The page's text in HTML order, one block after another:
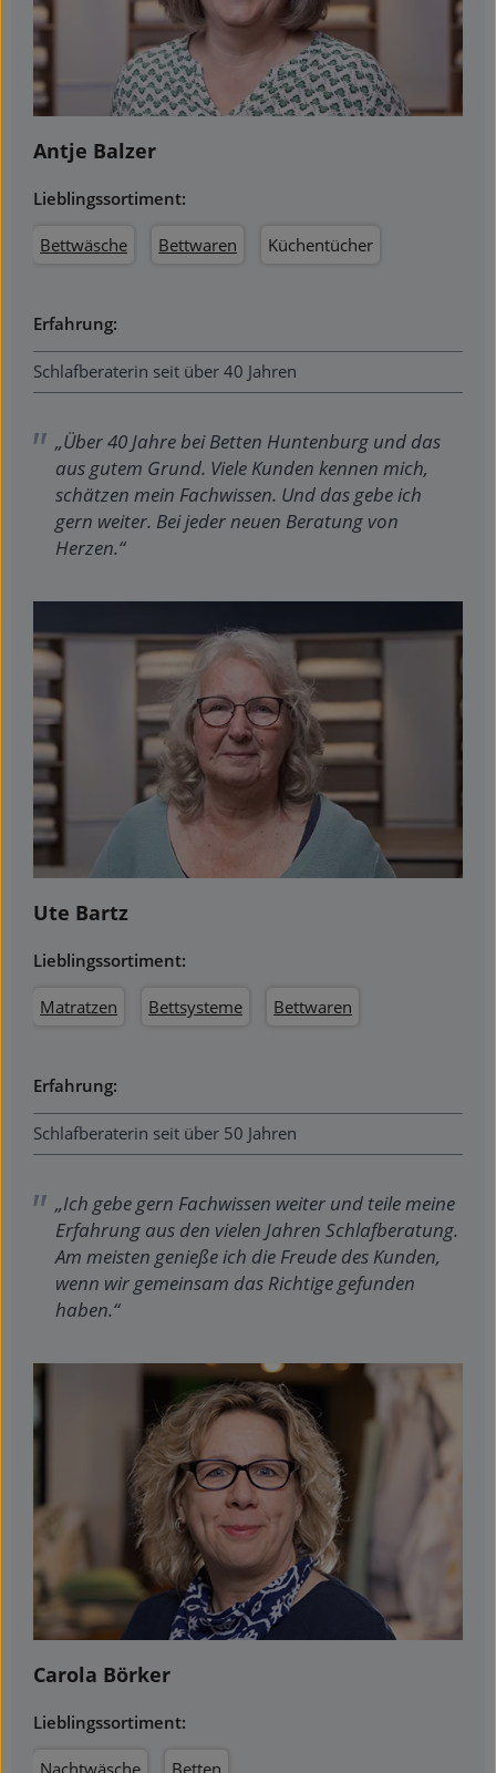
Antje Balzer
Lieblingssortiment:
Bettwäsche Bettwaren Küchentücher
Erfahrung:
Schlafberaterin seit über 40 Jahren
„Über 40 Jahre bei Betten Huntenburg und das
aus gutem Grund. Viele Kunden kennen mich,
schätzen mein Fachwissen. Und das gebe ich
gern weiter. Bei jeder neuen Beratung von
Herzen.“
Ute Bartz
Lieblingssortiment:
Matratzen Bettsysteme Bettwaren
Erfahrung:
Schlafberaterin seit über 50 Jahren
„Ich gebe gern Fachwissen weiter und teile meine
Erfahrung aus den vielen Jahren Schlafberatung.
Am meisten genieße ich die Freude des Kunden,
wenn wir gemeinsam das Richtige gefunden
haben.“
Carola Börker
Lieblingssortiment:
Nachtwäsche Betten